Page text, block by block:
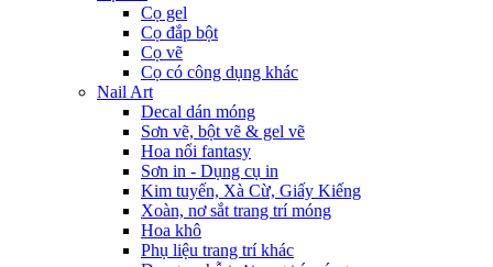
Cọ gel
Cọ đắp bột
Cọ vẽ
Cọ có công dụng khác
Nail Art
Decal dán móng
Sơn vẽ, bột vẽ & gel vẽ
Hoa nổi fantasy
Sơn in - Dụng cụ in
Kim tuyến, Xà Cừ, Giấy Kiếng
Xoàn, nơ sắt trang trí móng
Hoa khô
Phụ liệu trang trí khác